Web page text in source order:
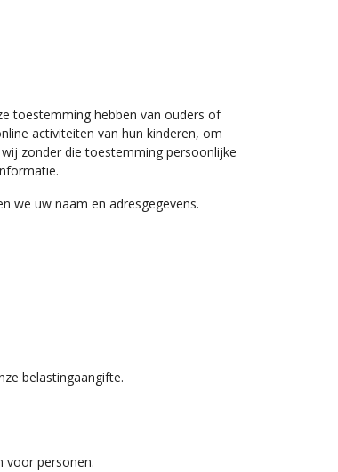
toestemming hebben van ouders of
activiteiten van hun kinderen, om
zonder die toestemming persoonlijke
we uw naam en adresgegevens.
belastingaangifte.
voor personen.